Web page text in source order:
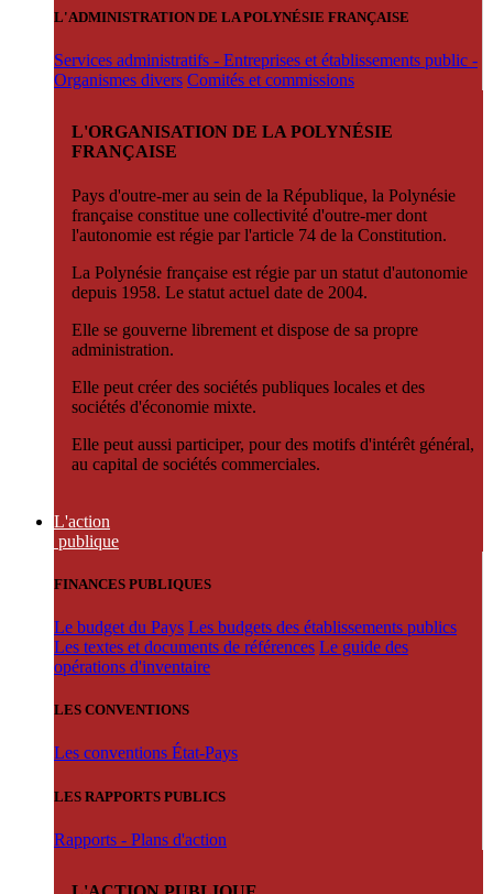
L'ADMINISTRATION DE LA POLYNÉSIE FRANÇAISE
Services administratifs - Entreprises et établissements public -
Organismes divers Comités et commissions
L'ORGANISATION DE LA POLYNÉSIE
FRANÇAISE
Pays d'outre-mer au sein de la République, la Polynésie
française constitue une collectivité d'outre-mer dont
l'autonomie est régie par l'article 74 de la Constitution.
La Polynésie française est régie par un statut d'autonomie
depuis 1958. Le statut actuel date de 2004.
Elle se gouverne librement et dispose de sa propre
administration.
Elle peut créer des sociétés publiques locales et des
sociétés d'économie mixte.
Elle peut aussi participer, pour des motifs d'intérêt général,
au capital de sociétés commerciales.
L'action
publique
FINANCES PUBLIQUES
Le budget du Pays Les budgets des établissements publics
Les textes et documents de références Le guide des
opérations d'inventaire
LES CONVENTIONS
Les conventions État-Pays
LES RAPPORTS PUBLICS
Rapports - Plans d'action